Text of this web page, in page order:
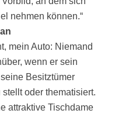
nehmen können.“
mein Auto: Niemand
wenn er sein
Besitztümer
oder thematisiert.
attraktive Tischdame